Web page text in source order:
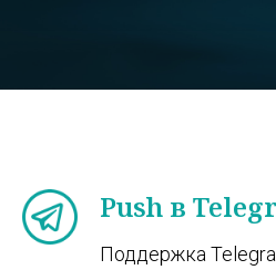
Push в
Поддержка